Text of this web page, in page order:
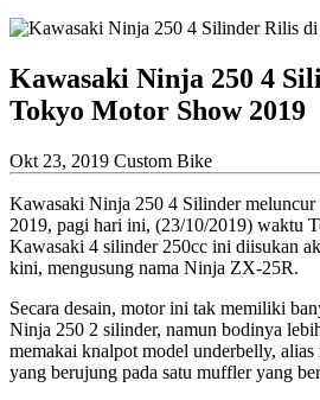
Kawasaki Ninja 250 4
Tokyo Motor Show 2019
Okt 23, 2019 Custom Bike
Kawasaki Ninja 250 4 Silinder
2019, pagi hari ini, (23/10/2019) waktu
Kawasaki 4 silinder 250cc ini diisukan
kini, mengusung nama Ninja ZX-25R.
Secara desain, motor ini tak memiliki
Ninja 250 2 silinder, namun bodinya
memakai knalpot model underbelly,
yang berujung pada satu muffler yang